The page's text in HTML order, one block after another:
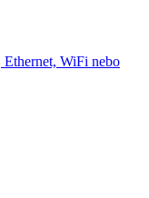
WiFi nebo